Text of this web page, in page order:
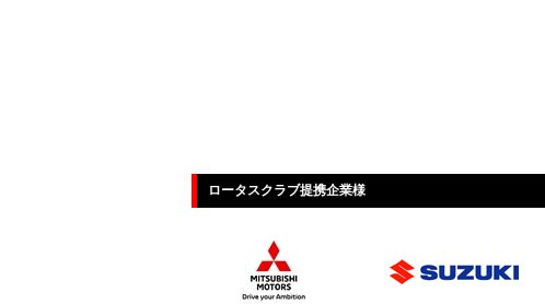
ロータスクラブ提携企業様